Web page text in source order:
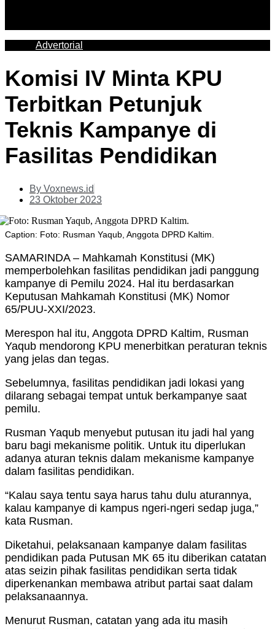
Advertorial
Komisi IV Minta KPU
Terbitkan Petunjuk
Teknis Kampanye di
Fasilitas Pendidikan
By Voxnews.id
23 Oktober 2023
Caption: Foto: Rusman Yaqub, Anggota DPRD Kaltim.
SAMARINDA – Mahkamah Konstitusi (MK)
memperbolehkan fasilitas pendidikan jadi panggung
kampanye di Pemilu 2024. Hal itu berdasarkan
Keputusan Mahkamah Konstitusi (MK) Nomor
65/PUU-XXI/2023.
Merespon hal itu, Anggota DPRD Kaltim, Rusman
Yaqub mendorong KPU menerbitkan peraturan teknis
yang jelas dan tegas.
Sebelumnya, fasilitas pendidikan jadi lokasi yang
dilarang sebagai tempat untuk berkampanye saat
pemilu.
Rusman Yaqub menyebut putusan itu jadi hal yang
baru bagi mekanisme politik. Untuk itu diperlukan
adanya aturan teknis dalam mekanisme kampanye
dalam fasilitas pendidikan.
“Kalau saya tentu saya harus tahu dulu aturannya,
kalau kampanye di kampus ngeri-ngeri sedap juga,”
kata Rusman.
Diketahui, pelaksanaan kampanye dalam fasilitas
pendidikan pada Putusan MK 65 itu diberikan catatan
atas seizin pihak fasilitas pendidikan serta tidak
diperkenankan membawa atribut partai saat dalam
pelaksanaannya.
Menurut Rusman, catatan yang ada itu masih